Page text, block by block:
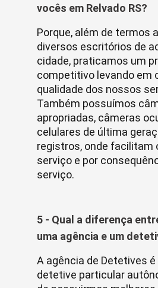
vocês em Relvado RS?
Porque, além de termos
diversos escritórios de
cidade, praticamos um
competitivo levando em
qualidade dos nossos
Também possuímos
apropriadas, câmeras
celulares de última
registros, onde facilitam
serviço e por
serviço.
5 - Qual a diferença
uma agência e um
A agência de Detetives
detetive particular